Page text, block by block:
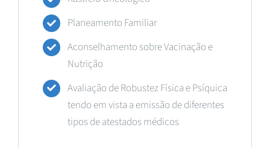
Planeamento Familiar
Aconselhamento sobre Vacinação e
Nutrição
Avaliação de Robustez Física e Psíquica
tendo em vista a emissão de diferentes
tipos de atestados médicos